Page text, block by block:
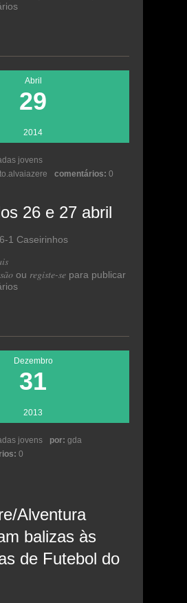
Abril
29
2014
jovens
comentários: 0
26 e 27 abril
1 Caseirinhos
abril
ou registe-se para publicar
Dezembro
31
2013
jovens por: gda
0
Alventura
balizas às
de Futebol do